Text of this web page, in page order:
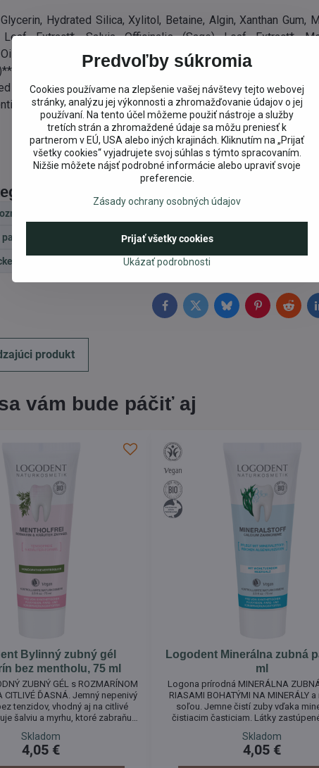
Hydrated Silica, Xylitol, Betaine, Algin, Xanthan Gum,
Leaf Extract*, Salvia Officinalis (Sage) Leaf Extract*,
Disodium Cocoyl Glutamate, Sodium Cocoyl Glutamate,
Limonene**, CI 77891 (Titanium Dioxide)
organic cultivation
oils
podľa značky
a kefky Logona Starostlivosť o zuby
Bio zubné pasty a kefky
FacebookTwitterBlueskyPinterest
produkt
vám bude páčiť aj
Bylinný zubný gél
bez mentholu, 75 ml
ZUBNÝ GÉL s ROZMARÍNOM
CITLIVÉ ĎASNÁ. Jemný nepenivý
tenzidov, vhodný aj na citlivé
šalviu a myrhu, ktoré zabraňujú
paradentóze. BEZ FLUÓRU.
Skladom
4,05 €
Logodent Minerálna zubná
ml
Logona prírodná MINERÁLNA
RIASAMI BOHATÝMI NA MINERÁLY
soľou. Jemne čistí zuby vďaka
čistiacim časticiam. Látky
paradentózy a tvorbe zubného
Neobsahuje syntetické konzervačné
Skladom
4,05 €
Predvoľby súkromia
Cookies používame na zlepšenie vašej návštevy tejto webovej
stránky, analýzu jej výkonnosti a zhromažďovanie údajov o jej
používaní. Na tento účel môžeme použiť nástroje a služby
tretích strán a zhromaždené údaje sa môžu preniesť k
partnerom v EÚ, USA alebo iných krajinách. Kliknutím na „Prijať
všetky cookies“ vyjadrujete svoj súhlas s týmto spracovaním.
Nižšie môžete nájsť podrobné informácie alebo upraviť svoje
preferencie.
Zásady ochrany osobných údajov
Ukázať podrobnosti
Prijať všetky cookies